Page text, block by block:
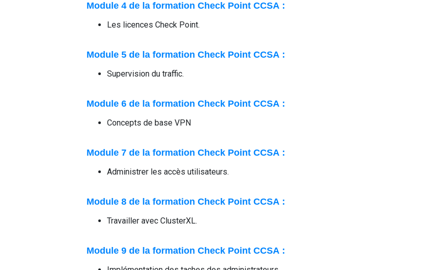
Module 4 de la formation Check Point CCSA :
Les licences Check Point.
Module 5 de la formation Check Point CCSA :
Supervision du traffic.
Module 6 de la formation Check Point CCSA :
Concepts de base VPN
Module 7 de la formation Check Point CCSA :
Administrer les accès utilisateurs.
Module 8 de la formation Check Point CCSA :
Travailler avec ClusterXL.
Module 9 de la formation Check Point CCSA :